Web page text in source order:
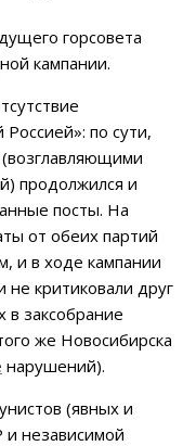
горсовета
кампании.
по сути,
продолжился и
посты. На
от обеих партий
и в ходе кампании
критиковали друг
в заксобрание
же Новосибирска
нарушений).
(явных и
независимой